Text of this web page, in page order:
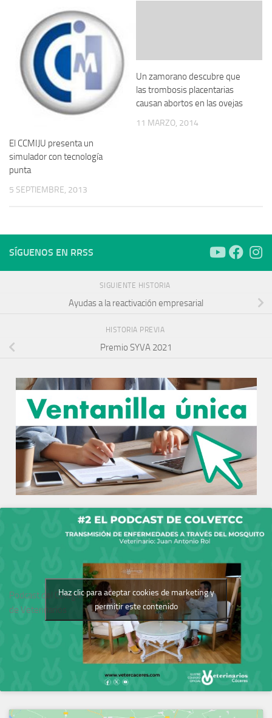
El CCMIJU presenta un
simulador con tecnología
punta
5 SEPTIEMBRE, 2013
Un zamorano descubre que
las trombosis placentarias
causan abortos en las ovejas
11 MARZO, 2014
SÍGUENOS EN RRSS
SIGUIENTE HISTORIA
Ayudas a la reactivación empresarial
HISTORIA PREVIA
Premio SYVA 2021
Podcast del Colegio
de Veterinarios
Haz clic para aceptar cookies de marketing y
permitir este contenido